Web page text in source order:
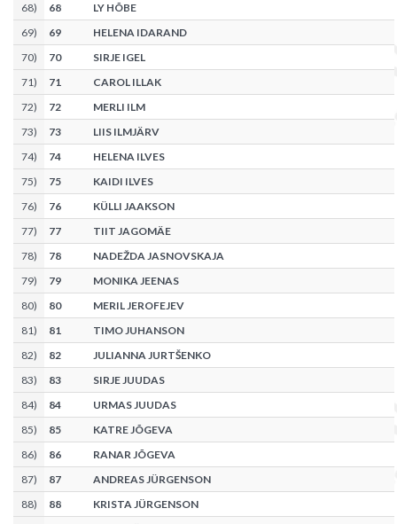
68) 68
LY HÕBE
69) 69
HELENA IDARAND
70) 70
SIRJE IGEL
71) 71
CAROL ILLAK
72) 72
MERLI ILM
73) 73
LIIS ILMJÄRV
74) 74
HELENA ILVES
75) 75
KAIDI ILVES
76) 76
KÜLLI JAAKSON
77) 77
TIIT JAGOMÄE
78) 78
NADEŽDA JASNOVSKAJA
79) 79
MONIKA JEENAS
80) 80
MERIL JEROFEJEV
81) 81
TIMO JUHANSON
82) 82
JULIANNA JURTŠENKO
83) 83
SIRJE JUUDAS
84) 84
URMAS JUUDAS
85) 85
KATRE JÕGEVA
86) 86
RANAR JÕGEVA
87) 87
ANDREAS JÜRGENSON
88) 88
KRISTA JÜRGENSON